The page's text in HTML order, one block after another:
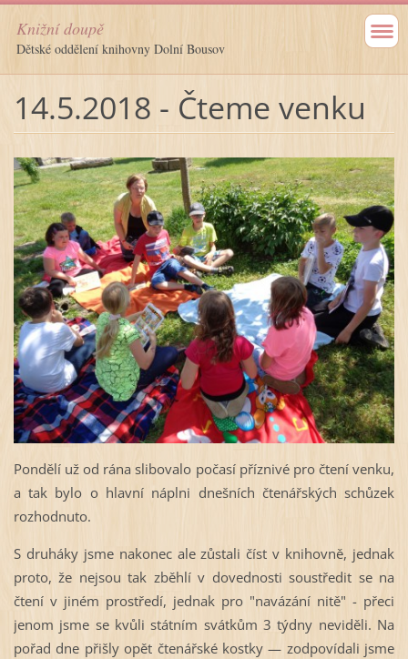
Knižní doupě
Dětské oddělení knihovny Dolní Bousov
14.5.2018 - Čteme venku
Pondělí už od rána slibovalo počasí příznivé pro čtení venku,
a tak bylo o hlavní náplni dnešních čtenářských schůzek
rozhodnuto.
S druháky jsme nakonec ale zůstali číst v knihovně, jednak
proto, že nejsou tak zběhlí v dovednosti soustředit se na
čtení v jiném prostředí, jednak pro "navázání nitě" - přeci
jenom jsme se kvůli státním svátkům 3 týdny neviděli. Na
pořad dne přišly opět čtenářské kostky — zodpovídali jsme